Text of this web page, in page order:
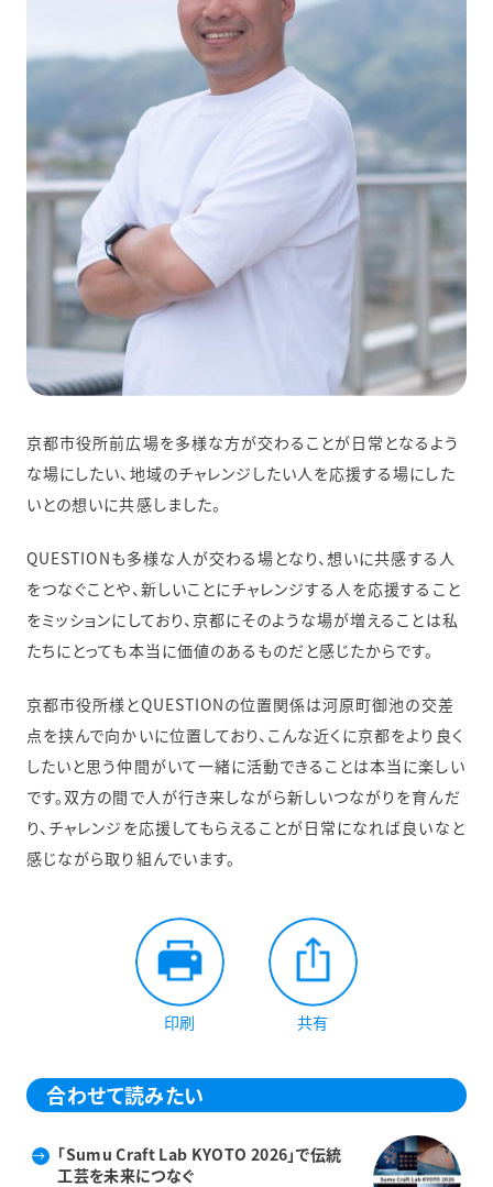
京都市役所前広場を多様な方が交わることが日常となるよう
な場にしたい、地域のチャレンジしたい人を応援する場にした
いとの想いに共感しました。
QUESTIONも多様な人が交わる場となり、想いに共感する人
をつなぐことや、新しいことにチャレンジする人を応援すること
をミッションにしており、京都にそのような場が増えることは私
たちにとっても本当に価値のあるものだと感じたからです。
京都市役所様とQUESTIONの位置関係は河原町御池の交差
点を挟んで向かいに位置しており、こんな近くに京都をより良く
したいと思う仲間がいて一緒に活動できることは本当に楽しい
です。双方の間で人が行き来しながら新しいつながりを育んだ
り、チャレンジを応援してもらえることが日常になれば良いなと
感じながら取り組んでいます。
印刷 共有
合わせて読みたい
「Sumu Craft Lab KYOTO 2026」で伝統
工芸を未来につなぐ